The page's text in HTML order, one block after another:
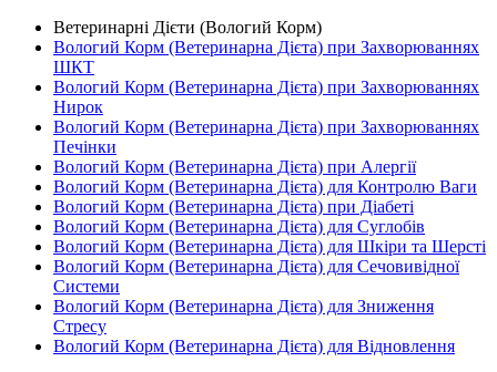
Ветеринарні Дієти (Вологий Корм)
Вологий Корм (Ветеринарна Дієта) при Захворюваннях
ШКТ
Вологий Корм (Ветеринарна Дієта) при Захворюваннях
Нирок
Вологий Корм (Ветеринарна Дієта) при Захворюваннях
Печінки
Вологий Корм (Ветеринарна Дієта) при Алергії
Вологий Корм (Ветеринарна Дієта) для Контролю Ваги
Вологий Корм (Ветеринарна Дієта) при Діабеті
Вологий Корм (Ветеринарна Дієта) для Суглобів
Вологий Корм (Ветеринарна Дієта) для Шкіри та Шерсті
Вологий Корм (Ветеринарна Дієта) для Сечовивідної
Системи
Вологий Корм (Ветеринарна Дієта) для Зниження
Стресу
Вологий Корм (Ветеринарна Дієта) для Відновлення